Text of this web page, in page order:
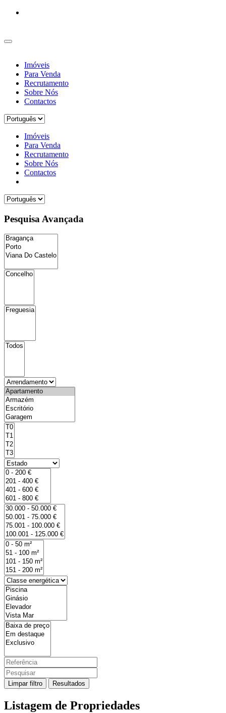
Imóveis
Para Venda
Recrutamento
Sobre Nós
Contactos
Imóveis
Para Venda
Recrutamento
Sobre Nós
Contactos
Pesquisa Avançada
Limpar filtro Resultados
Listagem de Propriedades